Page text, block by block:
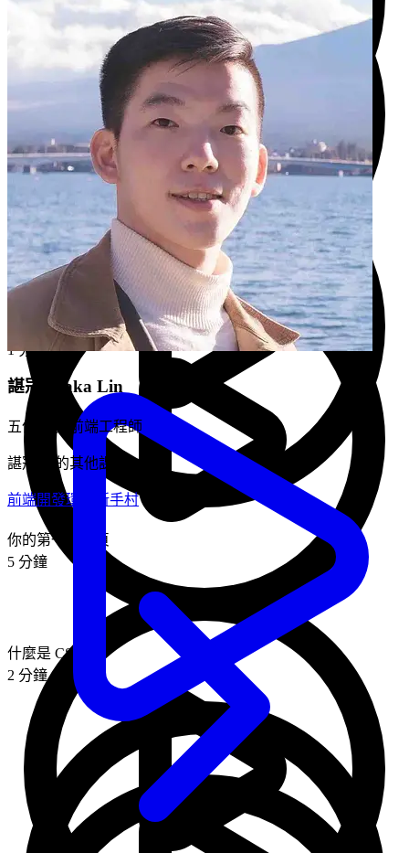
你的第一個網頁
5 分鐘
建立 CSS 檔案
3 分鐘
什麼是 CSS
2 分鐘
成品簡介 預覽
1 分鐘
諶冠霖 aka Lin
五倍學院 前端工程師
諶冠霖 的其他課程
前端開發環境新手村